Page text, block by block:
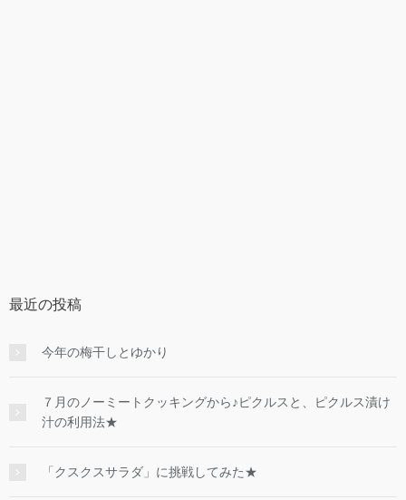
最近の投稿
今年の梅干しとゆかり
７月のノーミートクッキングから♪ピクルスと、ピクルス漬け
汁の利用法★
「クスクスサラダ」に挑戦してみた★